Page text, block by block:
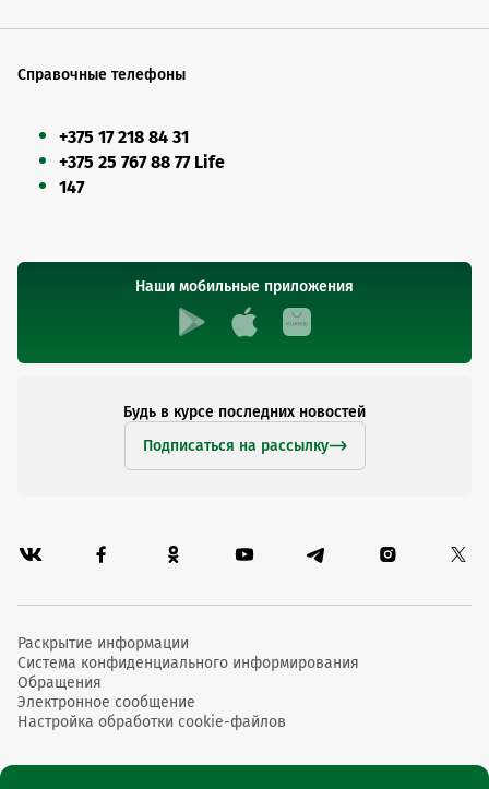
Справочные телефоны
+375 17 218 84 31
+375 25 767 88 77 Life
147
Наши мобильные приложения
Будь в курсе последних новостей
Подписаться на рассылку
Раскрытие информации
Система конфиденциального информирования
Обращения
Электронное сообщение
Настройка обработки cookie-файлов